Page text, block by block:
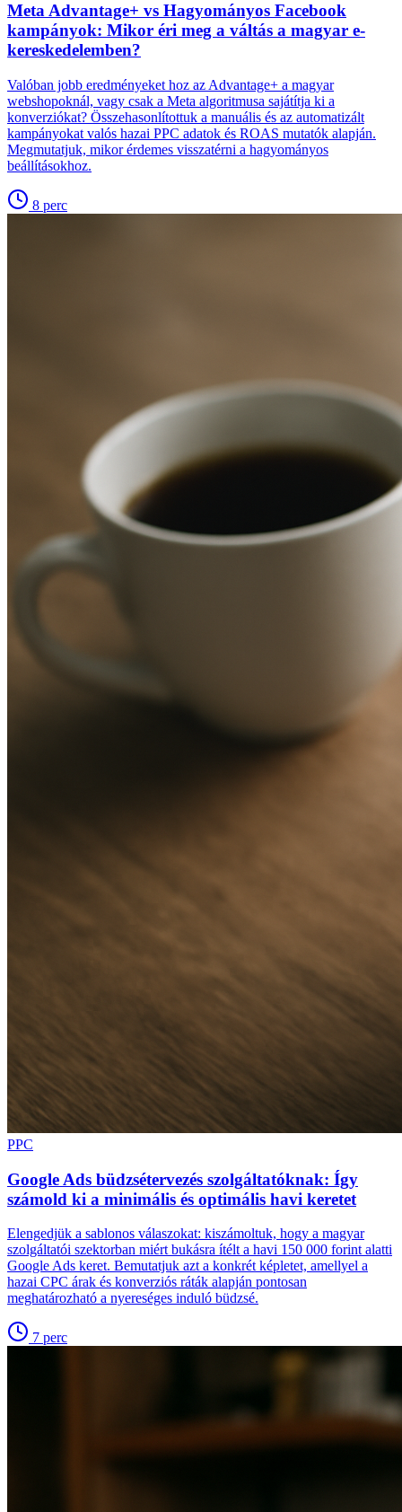
Meta Advantage+ vs Hagyományos Facebook
kampányok: Mikor éri meg a váltás a magyar e-
kereskedelemben?
Valóban jobb eredményeket hoz az Advantage+ a magyar
webshopoknál, vagy csak a Meta algoritmusa sajátítja ki a
konverziókat? Összehasonlítottuk a manuális és az automatizált
kampányokat valós hazai PPC adatok és ROAS mutatók alapján.
Megmutatjuk, mikor érdemes visszatérni a hagyományos
beállításokhoz.
8 perc
PPC
Google Ads büdzsétervezés szolgáltatóknak: Így
számold ki a minimális és optimális havi keretet
Elengedjük a sablonos válaszokat: kiszámoltuk, hogy a magyar
szolgáltatói szektorban miért bukásra ítélt a havi 150 000 forint alatti
Google Ads keret. Bemutatjuk azt a konkrét képletet, amellyel a
hazai CPC árak és konverziós ráták alapján pontosan
meghatározható a nyereséges induló büdzsé.
7 perc